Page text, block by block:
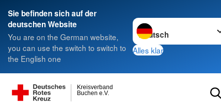
Sie befinden sich auf der
deutschen Website
You are on the German website,
you can use the switch to switch to
the English one
Sprache wechseln zu
Alles klar
Buchen e.V.
Kreisverband